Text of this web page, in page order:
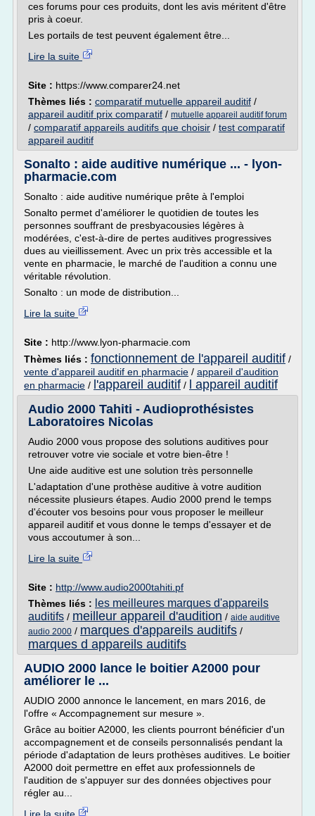
ces forums pour ces produits, dont les avis méritent d'être
pris à coeur.
Les portails de test peuvent également être...
Lire la suite
Site : https://www.comparer24.net
Thèmes liés : comparatif mutuelle appareil auditif /
appareil auditif prix comparatif / mutuelle appareil auditif forum
/ comparatif appareils auditifs que choisir / test comparatif
appareil auditif
Sonalto : aide auditive numérique ... - lyon-
pharmacie.com
Sonalto : aide auditive numérique prête à l'emploi
Sonalto permet d'améliorer le quotidien de toutes les
personnes souffrant de presbyacousies légères à
modérées, c'est-à-dire de pertes auditives progressives
dues au vieillissement. Avec un prix très accessible et la
vente en pharmacie, le marché de l'audition a connu une
véritable révolution.
Sonalto : un mode de distribution...
Lire la suite
Site : http://www.lyon-pharmacie.com
Thèmes liés : fonctionnement de l'appareil auditif /
vente d'appareil auditif en pharmacie / appareil d'audition
en pharmacie / l'appareil auditif /
l appareil auditif
Audio 2000 Tahiti - Audioprothésistes
Laboratoires Nicolas
Audio 2000 vous propose des solutions auditives pour
retrouver votre vie sociale et votre bien-être !
Une aide auditive est une solution très personnelle
L'adaptation d'une prothèse auditive à votre audition
nécessite plusieurs étapes. Audio 2000 prend le temps
d'écouter vos besoins pour vous proposer le meilleur
appareil auditif et vous donne le temps d'essayer et de
vous accoutumer à son...
Lire la suite
Site : http://www.audio2000tahiti.pf
Thèmes liés : les meilleures marques d'appareils
auditifs / meilleur appareil d'audition / aide auditive
audio 2000 / marques d'appareils auditifs /
marques d appareils auditifs
AUDIO 2000 lance le boitier A2000 pour
améliorer le ...
AUDIO 2000 annonce le lancement, en mars 2016, de
l'offre « Accompagnement sur mesure ».
Grâce au boitier A2000, les clients pourront bénéficier d'un
accompagnement et de conseils personnalisés pendant la
période d'adaptation de leurs prothèses auditives. Le boitier
A2000 doit permettre en effet aux professionnels de
l'audition de s'appuyer sur des données objectives pour
régler au...